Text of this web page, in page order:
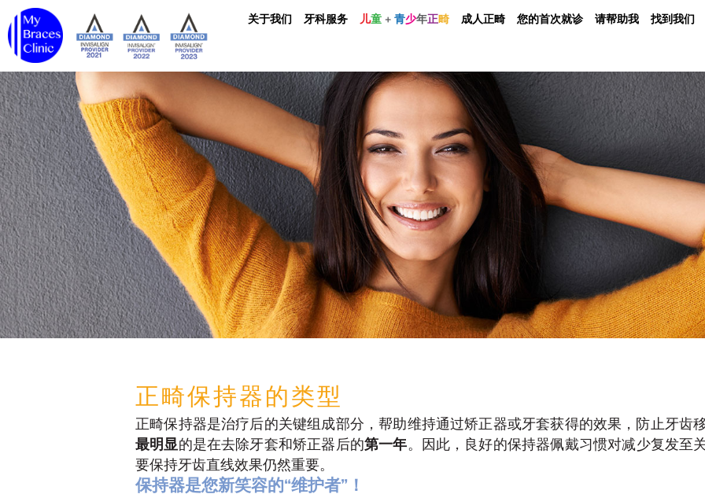
关于我们 牙科服务 儿童 + 青少年正畸 成人正畸 您的首次就诊 请帮助我 找到我们
正畸保持器的类型
正畸保持器是治疗后的关键组成部分，帮助维持通过矫正器或牙套获得的效果，防止牙齿
最明显的是在去除牙套和矫正器后的第一年。因此，良好的保持器佩戴习惯对减少复发至
要保持牙齿直线效果仍然重要。
保持器是您新笑容的“维护者”！